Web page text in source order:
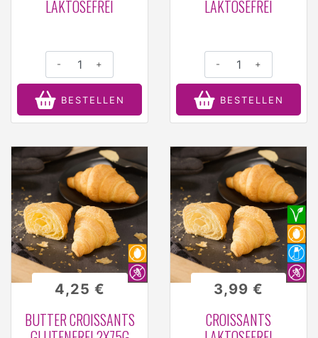
LAKTOSEFREI
- +
BESTELLEN
LAKTOSEFREI
- +
BESTELLEN
BUTTER CROISSANTS
4,25 €
CROISSANTS
3,99 €